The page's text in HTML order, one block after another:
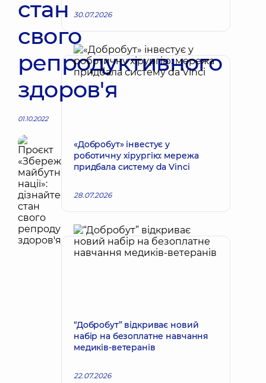
стан
свого
репродуктивного
здоров'я
01.10.2022
30.07.2026
«Добробут» інвестує у
роботичну хірургію: мережа
придбала систему da Vinci
28.07.2026
“Добробут” відкриває новий
набір на безоплатне навчання
медиків-ветеранів
22.07.2026